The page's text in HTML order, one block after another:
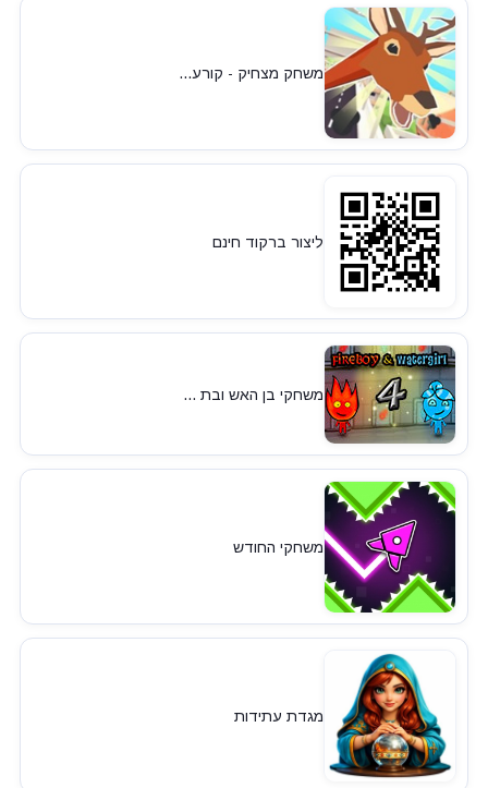
משחק מצחיק - קורע...
ליצור ברקוד חינם
משחקי בן האש ובת ...
משחקי החודש
מגדת עתידות